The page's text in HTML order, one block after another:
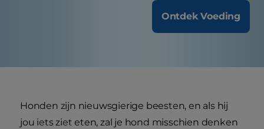
Ontdek Voeding
Honden zijn nieuwsgierige beesten, en als hij
jou iets ziet eten, zal je hond misschien denken